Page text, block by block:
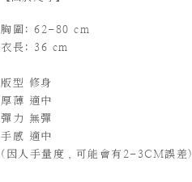
胸圍: 62-80 cm
衣長: 36 cm
版型 修身
厚薄 適中
彈力 無彈
手感 適中
( 因人手量度，可能會有2-3CM誤差)